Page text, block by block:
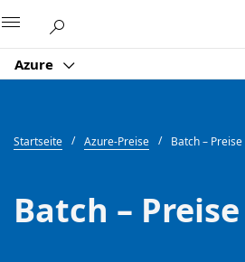
Azure
Startseite Azure-Preise Batch – Preise
Batch – Preise